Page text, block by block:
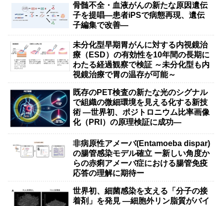
骨髄不全・血液がんの新たな原因遺伝
子を提唱―患者iPSで病態再現、遺伝
子編集で改善―
未分化型早期胃がんに対する内視鏡治
療（ESD）の有効性を10年間の長期に
わたる経過観察で検証 ～未分化型も内
視鏡治療で胃の温存が可能～
既存のPET検査の新たな光のシグナル
で組織の微細環境を見える化する新技
術 ―世界初、ポジトロニウム比率画像
化（PRI）の原理検証に成功―
非病原性アメーバ(Entamoeba dispar)
の腸管感染モデル確立 ー新しい角度か
らの赤痢アメーバ症における腸管免疫
応答の理解に期待ー
世界初、細菌感染を支える「分子の接
着剤」を発見 ―細胞外リン脂質がバイ